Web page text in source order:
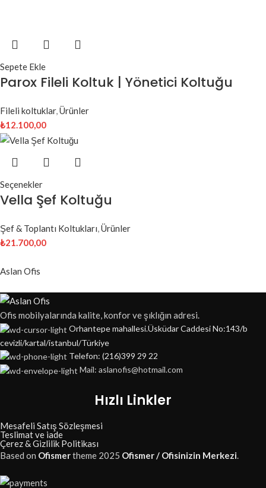
Sepete Ekle
Parox Fileli Koltuk | Yönetici Koltuğu
Fileli koltuklar,Ürünler
₺12.100,00
Seçenekler
Vella Şef Koltuğu
Şef & Toplantı Koltukları,Ürünler
₺21.700,00
Aslan Ofis
Ofis mobilyalarında kalite, konfor ve şıklığın adresi.
Orhantepe mahallesi.Üsküdar Caddesi No:143/b
cevizli/kartal/istanbul/Türkiye
Telefon: (216)399 29 22
Mail: aslanofis@hotmail.com
Hızlı Linkler
Mesafeli Satış Sözleşmesi
Teslimat ve iade
Çerez & Gizlilik Politikası
Based on Ofismertheme 2025 Ofismer / Ofisinizin Merkezi